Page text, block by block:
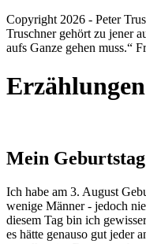
Copyright 2026 - Peter
Truschner gehört zu jener
aufs Ganze gehen muss.“
Erzählungen
Mein Geburtstag
Ich habe am 3. August
wenige Männer - jedoch
diesem Tag bin ich
es hätte genauso gut jeder